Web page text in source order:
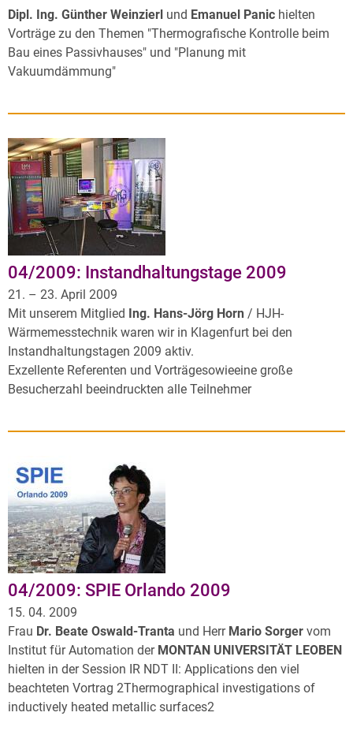
Dipl. Ing. Günther Weinzierl und Emanuel Panic hielten
Vorträge zu den Themen "Thermografische Kontrolle beim
Bau eines Passivhauses" und "Planung mit
Vakuumdämmung"
04/2009: Instandhaltungstage 2009
21. – 23. April 2009
Mit unserem Mitglied Ing. Hans-Jörg Horn / HJH-
Wärmemesstechnik waren wir in Klagenfurt bei den
Instandhaltungstagen 2009 aktiv.
Exzellente Referenten und Vorträgesowieeine große
Besucherzahl beeindruckten alle Teilnehmer
04/2009: SPIE Orlando 2009
15. 04. 2009
Frau Dr. Beate Oswald-Tranta und Herr Mario Sorger vom
Institut für Automation der MONTAN UNIVERSITÄT LEOBEN
hielten in der Session IR NDT II: Applications den viel
beachteten Vortrag 2Thermographical investigations of
inductively heated metallic surfaces2